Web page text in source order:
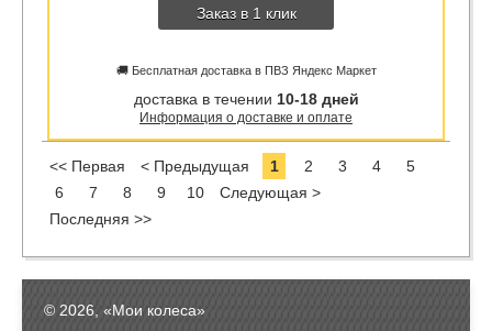
Заказ в 1 клик
🚚 Бесплатная доставка в ПВЗ Яндекс Маркет
доставка в течении 10-18 дней
Информация о доставке и оплате
<< Первая < Предыдущая 1 2 3 4
5
6
7 8 9 10
Следующая >
Последняя >>
© 2026, «Мои колеса»